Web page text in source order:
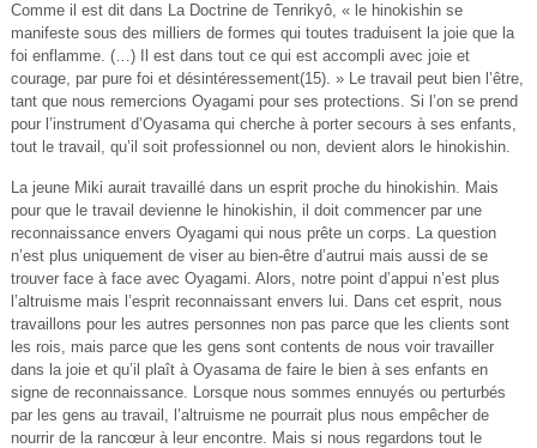
Comme il est dit dans La Doctrine de Tenrikyô, « le hinokishin se
manifeste sous des milliers de formes qui toutes traduisent la joie que la
foi enflamme. (…) Il est dans tout ce qui est accompli avec joie et
courage, par pure foi et désintéressement(15). » Le travail peut bien l’être,
tant que nous remercions Oyagami pour ses protections. Si l’on se prend
pour l’instrument d’Oyasama qui cherche à porter secours à ses enfants,
tout le travail, qu’il soit professionnel ou non, devient alors le hinokishin.
La jeune Miki aurait travaillé dans un esprit proche du hinokishin. Mais
pour que le travail devienne le hinokishin, il doit commencer par une
reconnaissance envers Oyagami qui nous prête un corps. La question
n’est plus uniquement de viser au bien-être d’autrui mais aussi de se
trouver face à face avec Oyagami. Alors, notre point d’appui n’est plus
l’altruisme mais l’esprit reconnaissant envers lui. Dans cet esprit, nous
travaillons pour les autres personnes non pas parce que les clients sont
les rois, mais parce que les gens sont contents de nous voir travailler
dans la joie et qu’il plaît à Oyasama de faire le bien à ses enfants en
signe de reconnaissance. Lorsque nous sommes ennuyés ou perturbés
par les gens au travail, l’altruisme ne pourrait plus nous empêcher de
nourrir de la rancœur à leur encontre. Mais si nous regardons tout le